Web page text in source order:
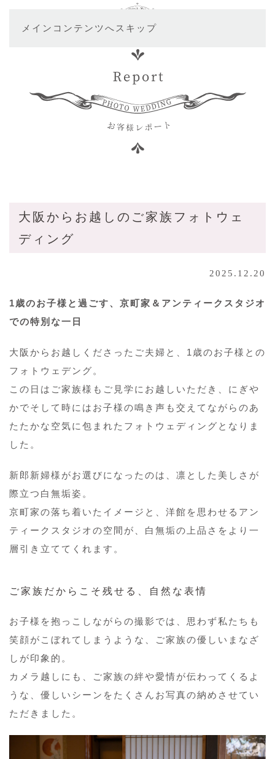
メインコンテンツへスキップ
大阪からお越しのご家族フォトウェ
ディング
2025.12.20
1歳のお子様と過ごす、京町家＆アンティークスタジオ
での特別な一日
大阪からお越しくださったご夫婦と、1歳のお子様との
フォトウェデング。
この日はご家族様もご見学にお越しいただき、にぎや
かでそして時にはお子様の鳴き声も交えてながらのあ
たたかな空気に包まれたフォトウェディングとなりま
した。
新郎新婦様がお選びになったのは、凛とした美しさが
際立つ白無垢姿。
京町家の落ち着いたイメージと、洋館を思わせるアン
ティークスタジオの空間が、白無垢の上品さをより一
層引き立ててくれます。
ご家族だからこそ残せる、自然な表情
お子様を抱っこしながらの撮影では、思わず私たちも
笑顔がこぼれてしまうような、ご家族の優しいまなざ
しが印象的。
カメラ越しにも、ご家族の絆や愛情が伝わってくるよ
うな、優しいシーンをたくさんお写真の納めさせてい
ただきました。